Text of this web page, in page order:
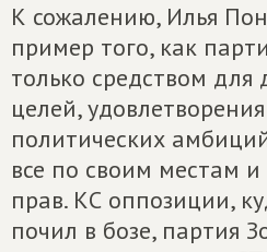
К сожалению, Илья
пример того, как
только средством
целей,
политических
все по своим местам
прав. КС оппозиции,
почил в бозе, партия